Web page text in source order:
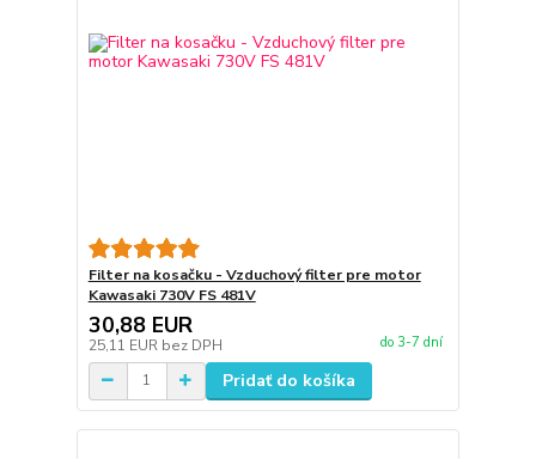
Filter na kosačku - Vzduchový filter pre motor
Kawasaki 730V FS 481V
30,88 EUR
25,11 EUR bez DPH do 3-7 dní
Pridať do košíka